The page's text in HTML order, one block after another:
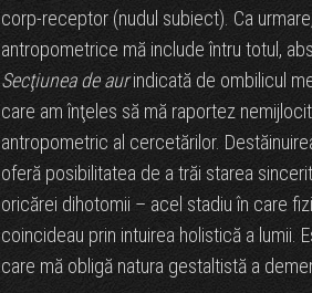
corp-receptor (nudul subiect). Ca
antropometrice mă include întru totul,
Secţiunea de aurindicată de ombilicul
care am înţeles să mă raportez
antropometric al cercetărilor.
oferă posibilitatea de a trăi starea
oricărei dihotomii – acel stadiu în care
coincideau prin intuirea holistică a lumii.
care mă obligă natura gestaltistă a